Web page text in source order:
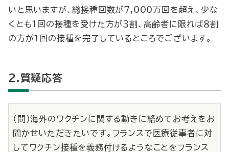
いと思いますが、総接種回数が7,000万回を超え、少な
くとも１回の接種を受けた方が３割、高齢者に限れば８割
の方が１回の接種を完了しているところでございます。
2.質疑応答
（問）海外のワクチンに関する動きに絡めてお考えをお
聞かせいただきたいです。フランスで医療従事者に対
してワクチン接種を義務付けるようなことをフランス